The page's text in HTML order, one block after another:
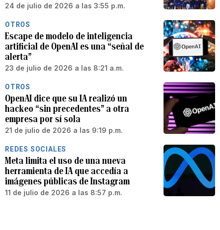
24 de julio de 2026 a las 3:55 p.m.
OTROS
Escape de modelo de inteligencia
artificial de OpenAI es una “señal de
alerta”
23 de julio de 2026 a las 8:21 a.m.
OTROS
OpenAI dice que su IA realizó un
hackeo “sin precedentes” a otra
empresa por sí sola
21 de julio de 2026 a las 9:19 p.m.
REDES SOCIALES
Meta limita el uso de una nueva
herramienta de IA que accedía a
imágenes públicas de Instagram
11 de julio de 2026 a las 8:57 p.m.